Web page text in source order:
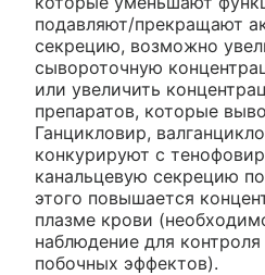
подавляют/прекращают
секрецию, возможно
сывороточную
или увеличить
препаратов, которые
Ганцикловир,
конкурируют с
канальцевую секрецию
этого повышается
плазме крови
наблюдение для
побочных эффектов).